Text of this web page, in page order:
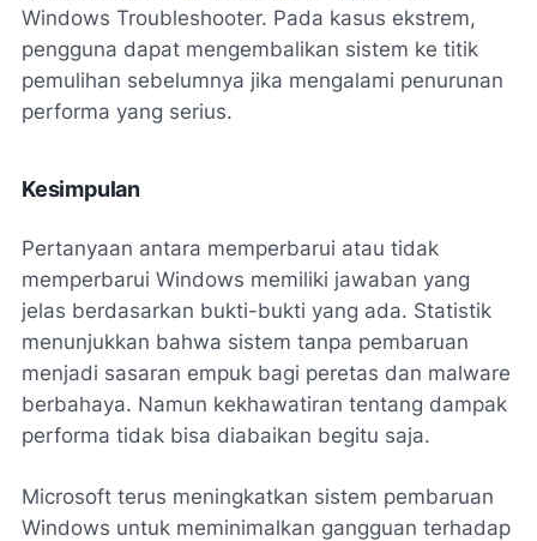
Windows Troubleshooter. Pada kasus ekstrem,
pengguna dapat mengembalikan sistem ke titik
pemulihan sebelumnya jika mengalami penurunan
performa yang serius.
Kesimpulan
Pertanyaan antara memperbarui atau tidak
memperbarui Windows memiliki jawaban yang
jelas berdasarkan bukti-bukti yang ada. Statistik
menunjukkan bahwa sistem tanpa pembaruan
menjadi sasaran empuk bagi peretas dan malware
berbahaya. Namun kekhawatiran tentang dampak
performa tidak bisa diabaikan begitu saja.
Microsoft terus meningkatkan sistem pembaruan
Windows untuk meminimalkan gangguan terhadap